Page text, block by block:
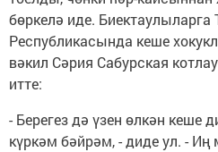
бөркелә иде. Биектаулыларга
Республикасында кеше
вәкил Сәрия Сабурская
итте:
- Берегез дә үзен өлкән кеше
күркәм бәйрәм, - диде ул. - Иң